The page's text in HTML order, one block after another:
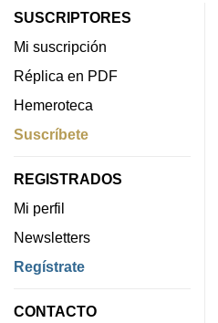
SUSCRIPTORES
Mi suscripción
Réplica en PDF
Hemeroteca
Suscríbete
REGISTRADOS
Mi perfil
Newsletters
Regístrate
CONTACTO